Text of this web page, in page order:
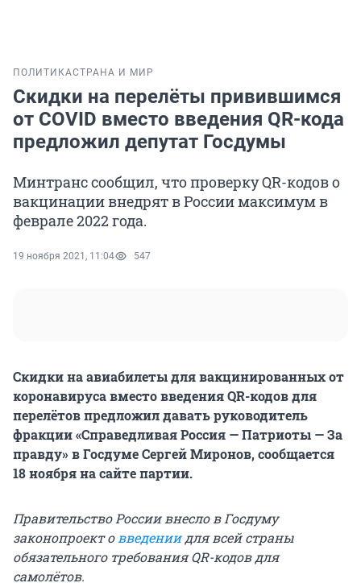
ПОЛИТИКАСТРАНА И МИР
Скидки на перелёты привившимся
от COVID вместо введения QR-кода
предложил депутат Госдумы
Минтранс сообщил, что проверку QR-кодов о
вакцинации внедрят в России максимум в
феврале 2022 года.
19 ноября 2021, 11:04 547
Скидки на авиабилеты для вакцинированных от
коронавируса вместо введения QR-кодов для
перелётов предложил давать руководитель
фракции «Справедливая Россия — Патриоты — За
правду» в Госдуме Сергей Миронов, сообщается
18 ноября на сайте партии.
Правительство России внесло в Госдуму
законопроект о введениидля всей страны
обязательного требования QR-кодов для
самолётов.